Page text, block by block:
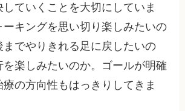
ていくことを大切にしていま
ーキングを思い切り楽しみたいの
までやりきれる足に戻したいの
を楽しみたいのか。ゴールが明確
の方向性もはっきりしてきま